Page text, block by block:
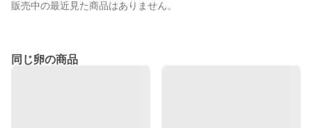
販売中の最近見た商品はありません。
同じ卵の商品